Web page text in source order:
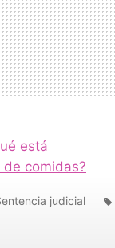
está
comidas?
judicial